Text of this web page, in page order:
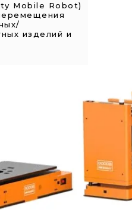
Mobile Robot)
изделий и